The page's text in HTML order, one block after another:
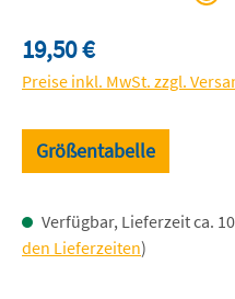
Regulärer Preis:
19,50 €
Preise inkl. MwSt. zzgl.
Größentabelle
Verfügbar, Lieferzeit ca.
den Lieferzeiten)